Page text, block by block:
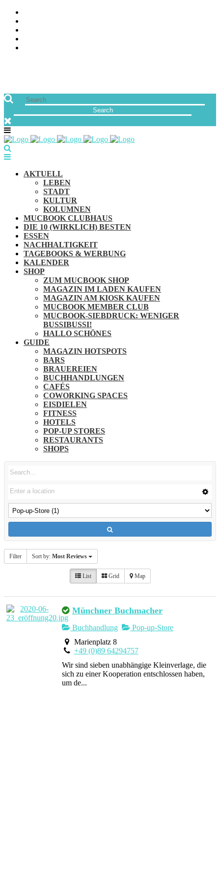
AKTUELL
LEBEN
STADT
KULTUR
KOLUMNEN
MUCBOOK CLUBHAUS
DIE 10 (WIRKLICH) BESTEN
ESSEN
NACHHALTIGKEIT
TAGEBOOKS & WERBUNG
KALENDER
SHOP
ZUM MUCBOOK SHOP
MAGAZIN IM LADEN KAUFEN
MAGAZIN AM KIOSK KAUFEN
MUCBOOK MEMBER CLUB
MUCBOOK-SIEBDRUCK: WENIGER
BUSSIBUSSI!
HALLO SCHÖNES
GUIDE
MAGAZIN HOTSPOTS
BARS
BRAUEREIEN
BUCHHANDLUNGEN
CAFÉS
COWORKING SPACES
EISDIELEN
FITNESS
HOTELS
POP-UP STORES
RESTAURANTS
SHOPS
Filter Sort by: Most Reviews
List Grid Map
Münchner Buchmacher
Buchhandlung
Pop-up-Store
Marienplatz 8
+49 (0)89 64294757
Wir sind sieben unabhängige Kleinverlage, die
sich zu einer Kooperation entschlossen haben,
um de...